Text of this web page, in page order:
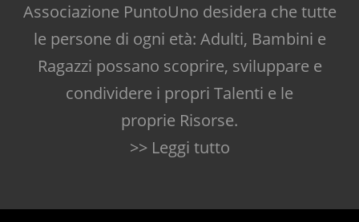
Associazione PuntoUno desidera che tutte
le persone di ogni età: Adulti, Bambini e
Ragazzi possano scoprire, sviluppare e
condividere i propri Talenti e le
proprie Risorse.
>> Leggi tutto